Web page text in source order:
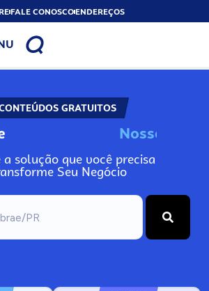
FALE CONOSCOENDEREÇOS
GRATUITOS
Nosso
a solução que você precisa
Seu Negócio